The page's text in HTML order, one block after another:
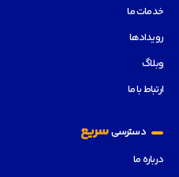
خدمات ما
رویدادها
وبلاگ
ارتباط با ما
دسترسیسریع
درباره ما